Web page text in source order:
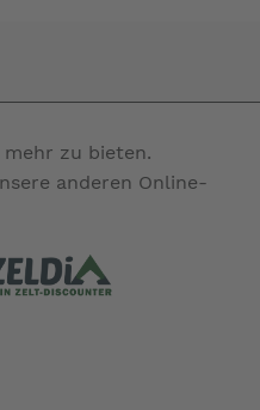
zu bieten.
anderen Online-